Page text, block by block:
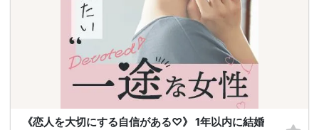
《恋人を大切にする自信がある♡》 1年以内に結婚